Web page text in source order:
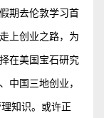
期去伦敦学习首
上创业之路，为
在美国宝石研究
中国三地创业，
知识。或许正